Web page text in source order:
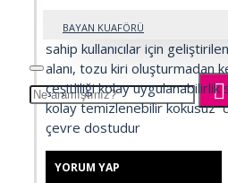
BAYAN KUAFÖRÜ
BEBEK
CAFE
ÇİÇEKLER
kendi duvarınızı kendiniz
sahip kullanıcılar için
alanı, tozu kiri oluşturmadan
çeşitliliği kolay uygulanabilirlik
kolay temizlenebilir kokusuz
çevre dostudur
YORUM YAP